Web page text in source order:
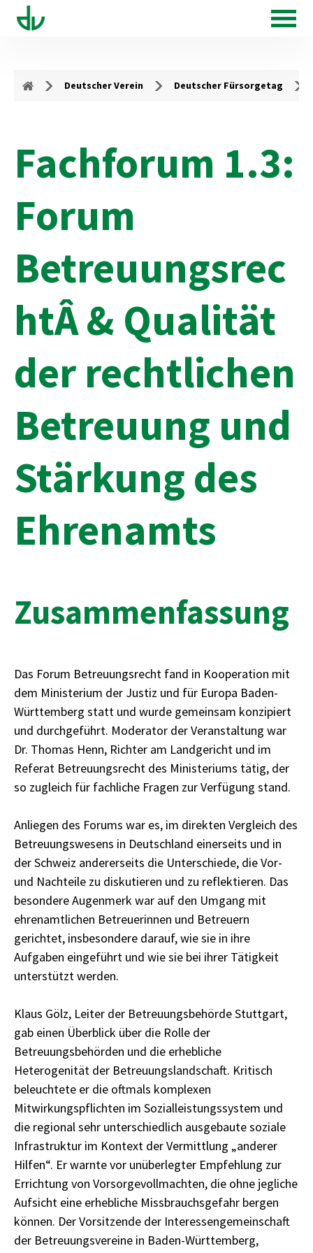
Deutscher Verein Deutscher Fürsorgetag
Fachforum 1.3:
Forum
Betreuungsrec
htÂ & Qualität
der rechtlichen
Betreuung und
Stärkung des
Ehrenamts
Zusammenfassung
Das Forum Betreuungsrecht fand in Kooperation mit
dem Ministerium der Justiz und für Europa Baden-
Württemberg statt und wurde gemeinsam konzipiert
und durchgeführt. Moderator der Veranstaltung war
Dr. Thomas Henn, Richter am Landgericht und im
Referat Betreuungsrecht des Ministeriums tätig, der
so zugleich für fachliche Fragen zur Verfügung stand.
Anliegen des Forums war es, im direkten Vergleich des
Betreuungswesens in Deutschland einerseits und in
der Schweiz andererseits die Unterschiede, die Vor-
und Nachteile zu diskutieren und zu reflektieren. Das
besondere Augenmerk war auf den Umgang mit
ehrenamtlichen Betreuerinnen und Betreuern
gerichtet, insbesondere darauf, wie sie in ihre
Aufgaben eingeführt und wie sie bei ihrer Tätigkeit
unterstützt werden.
Klaus Gölz, Leiter der Betreuungsbehörde Stuttgart,
gab einen Überblick über die Rolle der
Betreuungsbehörden und die erhebliche
Heterogenität der Betreuungslandschaft. Kritisch
beleuchtete er die oftmals komplexen
Mitwirkungspflichten im Sozialleistungssystem und
die regional sehr unterschiedlich ausgebaute soziale
Infrastruktur im Kontext der Vermittlung „anderer
Hilfen“. Er warnte vor unüberlegter Empfehlung zur
Errichtung von Vorsorgevollmachten, die ohne jegliche
Aufsicht eine erhebliche Missbrauchsgefahr bergen
können. Der Vorsitzende der Interessengemeinschaft
der Betreuungsvereine in Baden-Württemberg,